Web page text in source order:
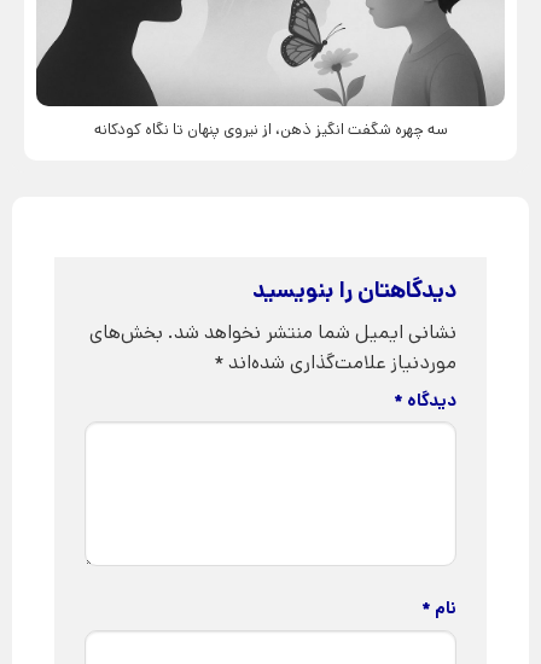
سه چهره شگفت انگیز ذهن، از نیروی پنهان تا نگاه کودکانه
دیدگاهتان را بنویسید
نشانی ایمیل شما منتشر نخواهد شد. بخش‌های
موردنیاز علامت‌گذاری شده‌اند*
دیدگاه *
نام *